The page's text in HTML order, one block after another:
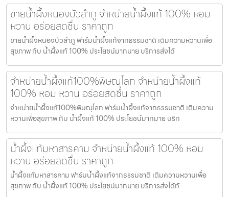
ขายน้ำผึ้งหนองบัวลำภู จำหน่ายน้ำผึ้งแท้ 100% หอม
หวาน อร่อยสดชื่น ราคาถูก
ขายน้ำผึ้งหนองบัวลำภู ฟาร์มน้ำผึ้งแท้จากธรรมชาติ เติมความหวานเพื่อ
สุขภาพ กับ น้ำผึ้งแท้ 100% ประโยชน์มากมาย บริการส่งได้
จำหน่ายน้ำผึ้งแท้100%พิษณุโลก จำหน่ายน้ำผึ้งแท้
100% หอม หวาน อร่อยสดชื่น ราคาถูก
จำหน่ายน้ำผึ้งแท้100%พิษณุโลก ฟาร์มน้ำผึ้งแท้จากธรรมชาติ เติมความ
หวานเพื่อสุขภาพ กับ น้ำผึ้งแท้ 100% ประโยชน์มากมาย บริก
น้ำผึ้งแท้มหาสารคาม จำหน่ายน้ำผึ้งแท้ 100% หอม
หวาน อร่อยสดชื่น ราคาถูก
น้ำผึ้งแท้มหาสารคาม ฟาร์มน้ำผึ้งแท้จากธรรมชาติ เติมความหวานเพื่อ
สุขภาพ กับ น้ำผึ้งแท้ 100% ประโยชน์มากมาย บริการส่งได้ทั